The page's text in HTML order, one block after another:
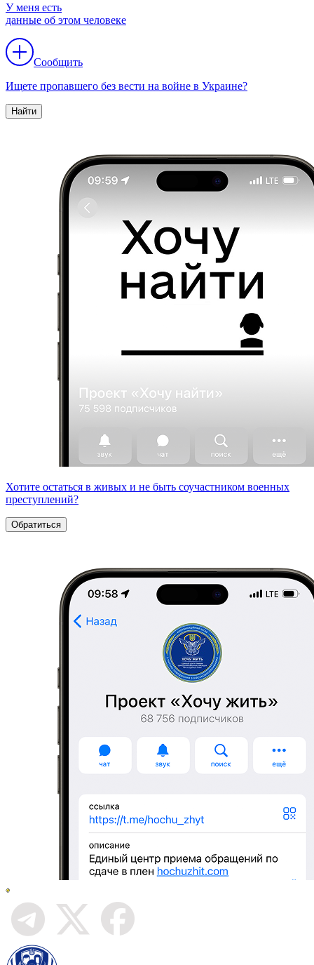
У меня есть
данные об этом человеке
Сообщить
Ищете пропавшего без вести на войне в Украине?
Найти
Хотите остаться в живых и не быть соучастником военных
преступлений?
Обратиться